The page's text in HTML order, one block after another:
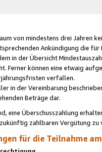
von mindestens drei Jahren
Ankündigung die
in der Übersicht
Ferner können eine etwaig
verfallen.
in der Vereinbarung
Beträge dar.
eine Überschusszahlung
zahlbaren Vergütung zu
für die Teilnahme